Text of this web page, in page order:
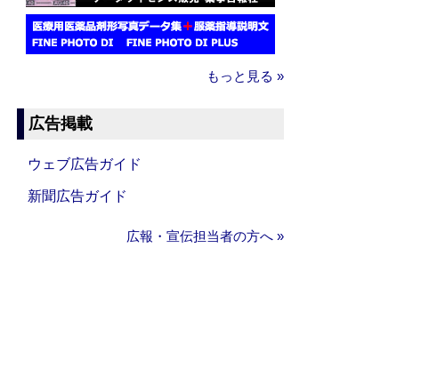
もっと見る »
広告掲載
ウェブ広告ガイド
新聞広告ガイド
広報・宣伝担当者の方へ »